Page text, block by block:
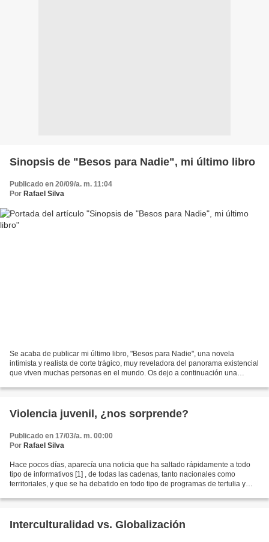
Sinopsis de "Besos para Nadie", mi último libro
Publicado en 20/09/a. m. 11:04
Por Rafael Silva
Se acaba de publicar mi último libro, "Besos para Nadie", una novela
intimista y realista de corte trágico, muy reveladora del panorama existencial
que viven muchas personas en el mundo. Os dejo a continuación una
Violencia juvenil, ¿nos sorprende?
Publicado en 17/03/a. m. 00:00
Por Rafael Silva
Hace pocos días, aparecía una noticia que ha saltado rápidamente a todo
tipo de informativos [1] , de todas las cadenas, tanto nacionales como
territoriales, y que se ha debatido en todo tipo de programas de tertulia y
Interculturalidad vs. Globalización